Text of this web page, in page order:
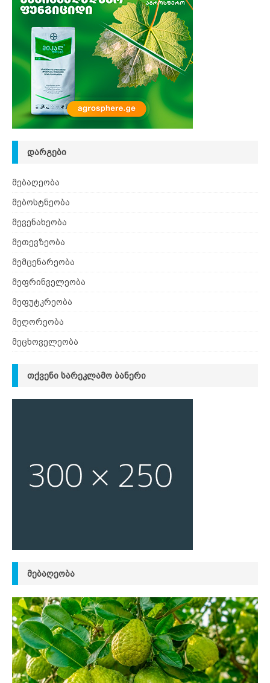
ᲓᲐᲠᲒᲔᲑᲘ
მებაღეობა
მებოსტნეობა
მევენახეობა
მეთევზეობა
მემცენარეობა
მეფრინველეობა
მეფუტკრეობა
მეღორეობა
მეცხოველეობა
ᲗᲥᲕᲔᲜᲘ ᲡᲐᲠᲔᲙᲚᲐᲛᲝ ᲑᲐᲜᲔᲠᲘ
ᲛᲔᲑᲐᲦᲔᲝᲑᲐ